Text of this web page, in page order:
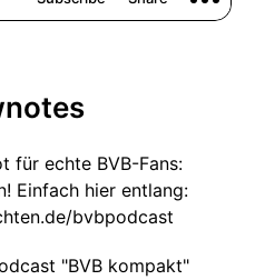
für echte BVB-Fans:
Einfach hier entlang:
bvbpodcast
"BVB kompakt"